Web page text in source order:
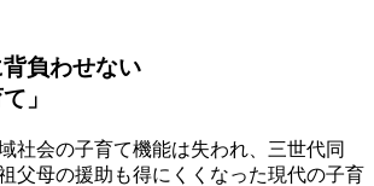
負わせない
」
社会の子育て機能は失われ、三世代同
父母の援助も得にくくなった現代の子育